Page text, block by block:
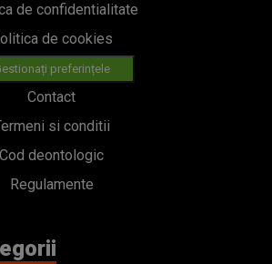
de confidentialitate
de cookies
preferințele
Contact
si conditii
Cod deontologic
Regulamente